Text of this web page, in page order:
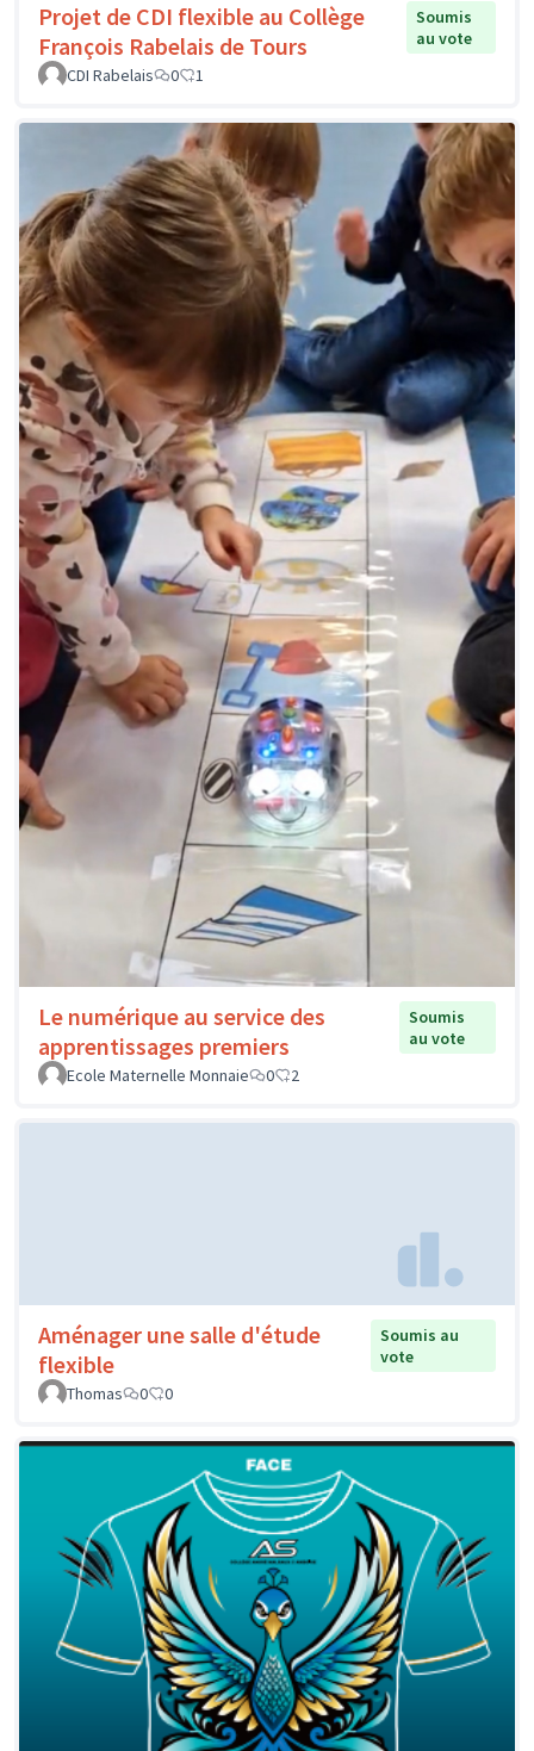
Projet de CDI flexible au Collège
François Rabelais de Tours
Soumis
au vote
CDI Rabelais
0 1
Le numérique au service des
apprentissages premiers
Soumis
au vote
Ecole Maternelle Monnaie
0 2
Aménager une salle d'étude
flexible
Soumis au
vote
Thomas
0 0